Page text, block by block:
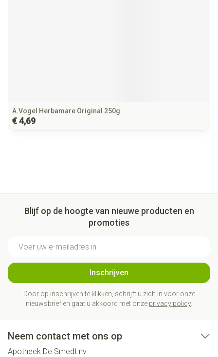
A.Vogel Herbamare Original 250g
€ 4,69
Blijf op de hoogte van nieuwe producten en
promoties
Inschrijven
Door op inschrijven te klikken, schrijft u zich in voor onze
nieuwsbrief en gaat u akkoord met onze privacy policy.
Neem contact met ons op
Apotheek De Smedt nv